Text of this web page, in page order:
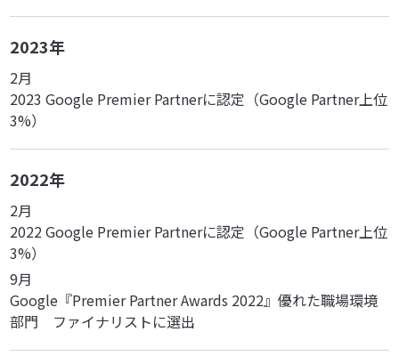
2023年
2月
2023 Google Premier Partnerに認定（Google Partner上位
3%）
2022年
2月
2022 Google Premier Partnerに認定（Google Partner上位
3%）
9月
Google『Premier Partner Awards 2022』優れた職場環境
部門 ファイナリストに選出